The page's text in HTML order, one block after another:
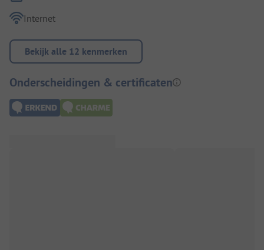
Internet
Bekijk alle 12 kenmerken
Onderscheidingen & certificaten